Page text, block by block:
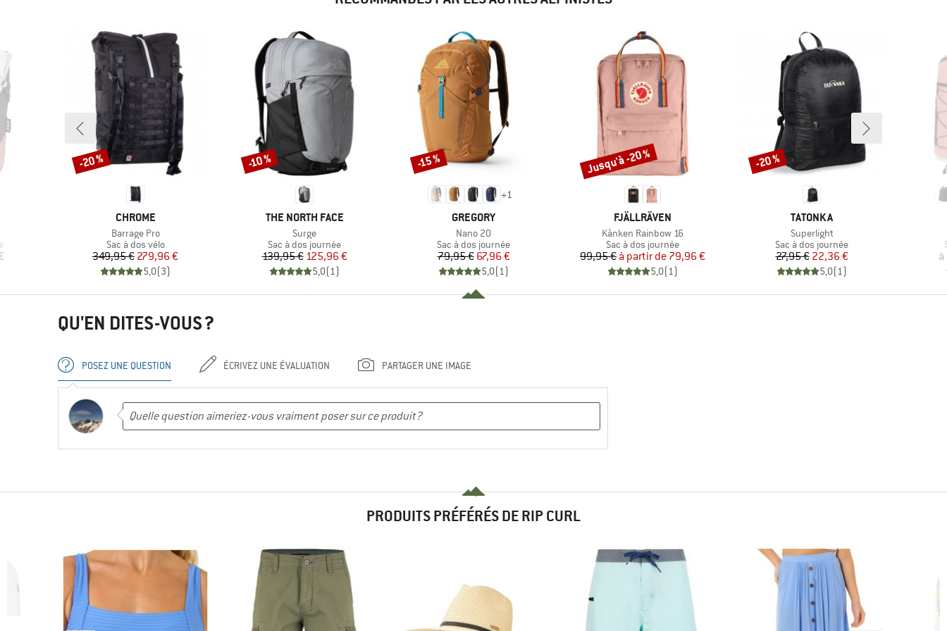
MARQUE
CHROME
Article
Barrage Pro
Product group
Sac à dos vélo
Prix
349,95 €Prix réduit
279,96 €
5,0(3)
Remise
-20 %
MARQUE
THE NORTH FACE
Article
Surge
Product group
Sac à dos journée
Prix
139,95 €Prix réduit
125,96 €
5,0(1)
Remise
-10 %
+1
MARQUE
GREGORY
Article
Nano 20
Product group
Sac à dos journée
Prix
79,95 €Prix réduit
67,96 €
5,0(1)
Remise
-15 %
MARQUE
FJÄLLRÄVEN
Article
Kånken Rainbow 16
Product group
Sac à dos journée
Prix
99,95 € Prix réduit
à partir de 79,96 €
5,0(1)
Remise
Jusqu'à -20 %
MARQUE
TATONKA
Article
Superlight
Product group
Sac à dos journée
Prix
27,95 € Prix réduit
22,36 €
5,0(1)
Remise
-20 %
QU'EN DITES-VOUS ?
POSEZ UNE QUESTION ÉCRIVEZ UNE ÉVALUATION PARTAGER UNE IMAGE
PRODUITS PRÉFÉRÉS DE RIP CURL